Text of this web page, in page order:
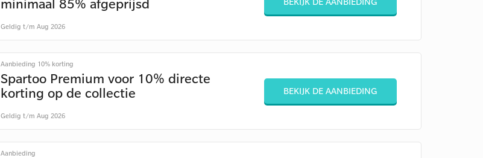
Geldig t/m Aug 2026
Aanbieding 10% korting
Spartoo Premium voor 10% directe
korting op de collectie
Geldig t/m Aug 2026
BEKIJK DE AANBIEDING
Aanbieding